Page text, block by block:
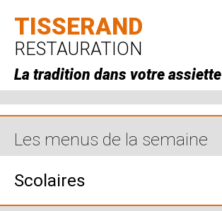
TISSERAND
RESTAURATION
La tradition dans votre assiette
Les menus de la semaine
Scolaires